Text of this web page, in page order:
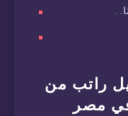
راتب من
في مصر